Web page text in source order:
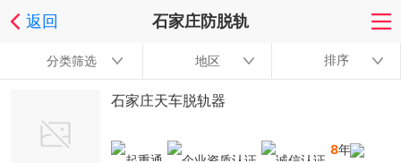
返回 石家庄防脱轨
分类筛选 地区 排序
石家庄天车脱轨器
8年